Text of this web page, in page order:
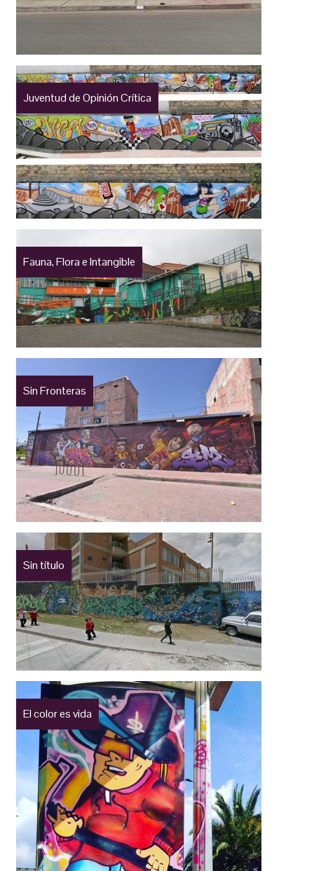
Juventud de Opinión Crítica
Fauna, Flora e Intangible
Sin Fronteras
Sin título
El color es vida